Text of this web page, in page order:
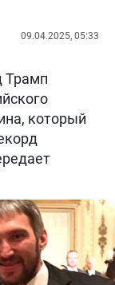
09.04.2025, 05:33
Трамп
который